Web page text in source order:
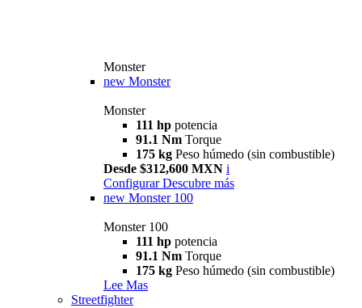
Monster
new Monster
Monster
111 hp potencia
91.1 Nm Torque
175 kg Peso húmedo (sin combustible)
Desde $312,600 MXN i
Configurar Descubre más
new Monster 100
Monster 100
111 hp potencia
91.1 Nm Torque
175 kg Peso húmedo (sin combustible)
Lee Mas
Streetfighter